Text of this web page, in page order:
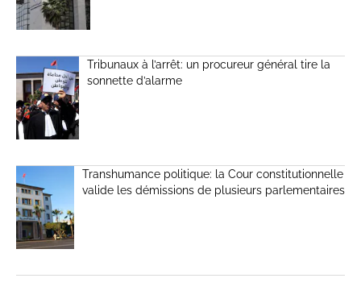
Tribunaux à l’arrêt: un procureur général tire la
sonnette d’alarme
Transhumance politique: la Cour constitutionnelle
valide les démissions de plusieurs parlementaires